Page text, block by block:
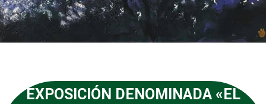
EXPOSICIÓN DENOMINADA «EL